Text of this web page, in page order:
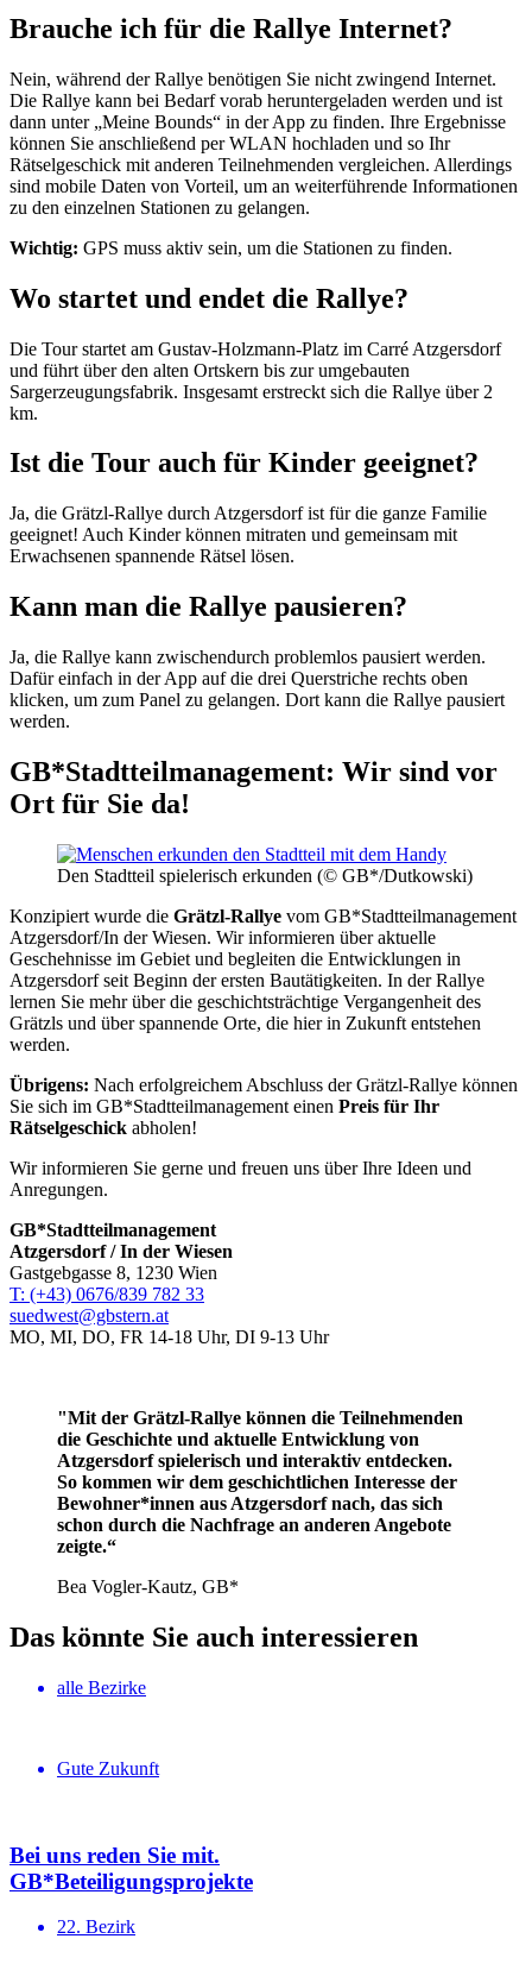
Brauche ich für die Rallye Internet?
Nein, während der Rallye benötigen Sie nicht zwingend Internet.
Die Rallye kann bei Bedarf vorab heruntergeladen werden und ist
dann unter „Meine Bounds“ in der App zu finden. Ihre Ergebnisse
können Sie anschließend per WLAN hochladen und so Ihr
Rätselgeschick mit anderen Teilnehmenden vergleichen. Allerdings
sind mobile Daten von Vorteil, um an weiterführende Informationen
zu den einzelnen Stationen zu gelangen.
Wichtig: GPS muss aktiv sein, um die Stationen zu finden.
Wo startet und endet die Rallye?
Die Tour startet am Gustav-Holzmann-Platz im Carré Atzgersdorf
und führt über den alten Ortskern bis zur umgebauten
Sargerzeugungsfabrik. Insgesamt erstreckt sich die Rallye über 2
km.
Ist die Tour auch für Kinder geeignet?
Ja, die Grätzl-Rallye durch Atzgersdorf ist für die ganze Familie
geeignet! Auch Kinder können mitraten und gemeinsam mit
Erwachsenen spannende Rätsel lösen.
Kann man die Rallye pausieren?
Ja, die Rallye kann zwischendurch problemlos pausiert werden.
Dafür einfach in der App auf die drei Querstriche rechts oben
klicken, um zum Panel zu gelangen. Dort kann die Rallye pausiert
werden.
GB*Stadtteilmanagement: Wir sind vor
Ort für Sie da!
Den Stadtteil spielerisch erkunden (© GB*/Dutkowski)
Konzipiert wurde die Grätzl-Rallye vom GB*Stadtteilmanagement
Atzgersdorf/In der Wiesen. Wir informieren über aktuelle
Geschehnisse im Gebiet und begleiten die Entwicklungen in
Atzgersdorf seit Beginn der ersten Bautätigkeiten. In der Rallye
lernen Sie mehr über die geschichtsträchtige Vergangenheit des
Grätzls und über spannende Orte, die hier in Zukunft entstehen
werden.
Übrigens: Nach erfolgreichem Abschluss der Grätzl-Rallye können
Sie sich im GB*Stadtteilmanagement einen Preis für Ihr
Rätselgeschick abholen!
Wir informieren Sie gerne und freuen uns über Ihre Ideen und
Anregungen.
GB*Stadtteilmanagement
Atzgersdorf / In der Wiesen
Gastgebgasse 8, 1230 Wien
T: (+43) 0676/839 782 33
suedwest@gbstern.at
MO, MI, DO, FR 14-18 Uhr, DI 9-13 Uhr
"Mit der Grätzl-Rallye können die Teilnehmenden
die Geschichte und aktuelle Entwicklung von
Atzgersdorf spielerisch und interaktiv entdecken.
So kommen wir dem geschichtlichen Interesse der
Bewohner*innen aus Atzgersdorf nach, das sich
schon durch die Nachfrage an anderen Angebote
zeigte.“
Bea Vogler-Kautz, GB*
Das könnte Sie auch interessieren
alle Bezirke
Gute Zukunft
Bei uns reden Sie mit.
GB*Betei­li­gungs­projekte
22. Bezirk